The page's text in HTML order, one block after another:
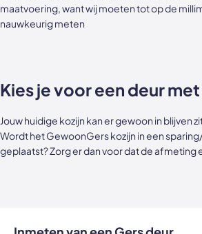
maatvoering, want wij moeten tot op de
nauwkeurig meten
Kies je voor een deur
Jouw huidige kozijn kan er gewoon in blijven
Wordt het GewoonGers kozijn in een
geplaatst? Zorg er dan voor dat de afmeting